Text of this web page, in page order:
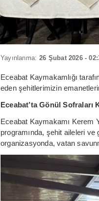
Yayınlanma: 26 Şubat 2026 -
Eceabat Kaymakamlığı
eden şehitlerimizin
Eceabat’ta Gönül Sofraları
Eceabat Kaymakamı Kerem
programında, şehit aileleri
organizasyonda, vatan